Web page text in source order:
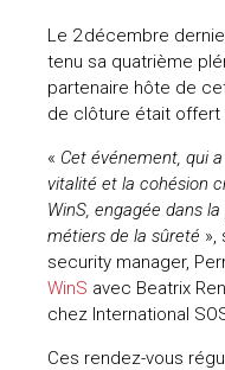
Le 2 décembre
tenu sa quatrième
partenaire hôte de
de clôture était offert
« Cet événement, qui
vitalité et la cohésion
WinS, engagée dans
métiers de la sûreté »,
security manager,
WinS avec Beatrix
chez International
Ces rendez-vous